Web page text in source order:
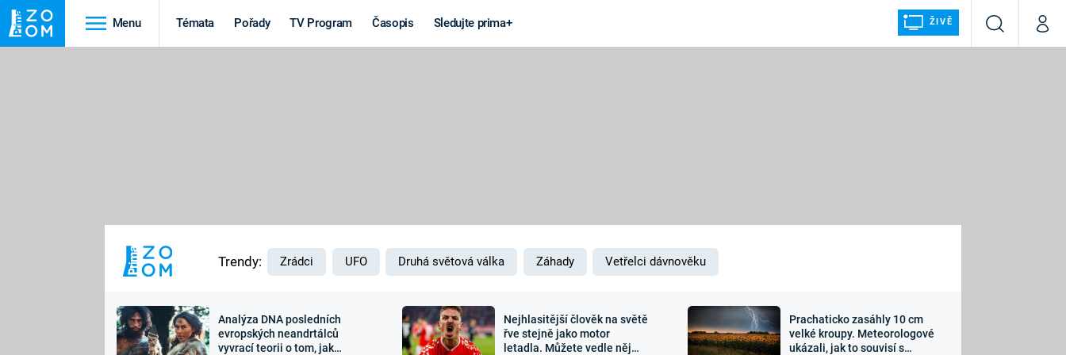
Menu Témata Pořady TV Program Časopis Sledujte prima+ ŽIVĚ
VyhledáváníMůj
MARS
Výročí
Záhady a
Zajímavosti Sledujte nás
Trendy: Zrádci UFO Druhá světová válka Záhady Vetřelci dávnověku
Analýza DNA posledních
evropských neandrtálců
vyvrací teorii o tom, jak
Nejhlasitější člověk na světě
řve stejně jako motor
letadla. Můžete vedle něj
Prachaticko zasáhly 10 cm
velké kroupy. Meteorologové
ukázali, jak to souvisí s